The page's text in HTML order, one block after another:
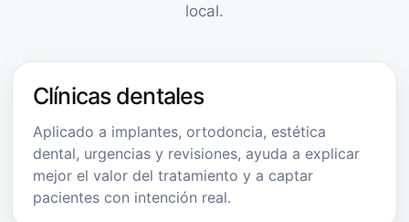
local.
Clínicas dentales
Aplicado a implantes, ortodoncia, estética
dental, urgencias y revisiones, ayuda a explicar
mejor el valor del tratamiento y a captar
pacientes con intención real.